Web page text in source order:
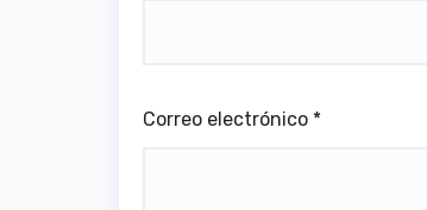
Correo electrónico *